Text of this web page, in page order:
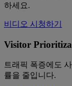
하세요.
비디오 시청하기
Visitor
트래픽 폭증에도
률을 줄입니다.